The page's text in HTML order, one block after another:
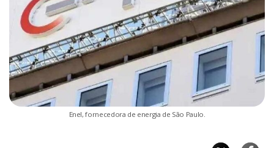
Enel, fornecedora de energia de São Paulo.